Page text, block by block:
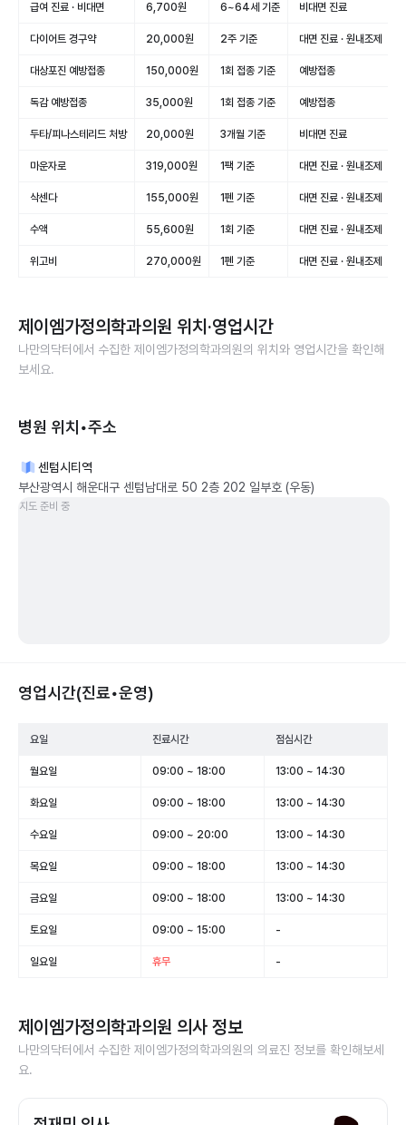
급여 진료 · 비대면 6,700원 6~64세 기준 비대면 진료
다이어트 경구약 20,000원 2주 기준 대면 진료 · 원내조제
대상포진 예방접종 150,000원 1회 접종 기준 예방접종
독감 예방접종 35,000원 1회 접종 기준 예방접종
두타/피나스테리드 처방 20,000원 3개월 기준 비대면 진료
마운자로 319,000원 1팩 기준 대면 진료 · 원내조제
삭센다 155,000원 1펜 기준 대면 진료 · 원내조제
수액 55,600원 1회 기준 대면 진료 · 원내조제
위고비 270,000원 1펜 기준 대면 진료 · 원내조제
제이엠가정의학과의원 위치·영업시간
나만의닥터에서 수집한 제이엠가정의학과의원의 위치와 영업시간을 확인해
보세요.
병원 위치•주소
센텀시티역
부산광역시 해운대구 센텀남대로 50 2층 202 일부호 (우동)
지도 준비 중
영업시간(진료•운영)
요일 진료시간 점심시간
월요일 09:00 ~ 18:00 13:00 ~ 14:30
화요일 09:00 ~ 18:00 13:00 ~ 14:30
수요일 09:00 ~ 20:00 13:00 ~ 14:30
목요일 09:00 ~ 18:00 13:00 ~ 14:30
금요일 09:00 ~ 18:00 13:00 ~ 14:30
토요일 09:00 ~ 15:00 -
일요일 휴무 -
제이엠가정의학과의원 의사 정보
나만의닥터에서 수집한 제이엠가정의학과의원의 의료진 정보를 확인해보세
요.